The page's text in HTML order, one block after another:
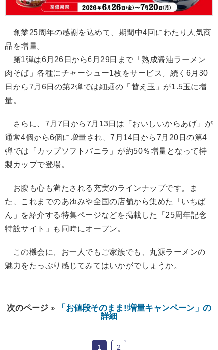
創業25周年の感謝を込めて、期間中4回にわたり人気商
品を増量。
第1弾は6月26日から6月29日まで「熟成醤油ラーメン
肉そば」各種にチャーシュー1枚をサービス。続く6月30
日から7月6日の第2弾では細麺の「替え玉」が1.5玉に増
量。
さらに、7月7日から7月13日は「おいしいからあげ」が
通常4個から6個に増量され、7月14日から7月20日の第4
弾では「カップソフトバニラ」が約50％増量となって特
製カップで登場。
お腹も心も満たされる充実のラインナップです。ま
た、これまでのあゆみや全国の店舗から集めた「いちば
ん」を紹介する特集ページなどを掲載した「25周年記念
特設サイト」も同時にオープン。
この機会に、お一人でもご家族でも、丸源ラーメンの
魅力をたっぷり感じてみてはいかがでしょうか。
次のページ »
「お値段そのまま‼︎増量キャンペーン」の
詳細
1 2